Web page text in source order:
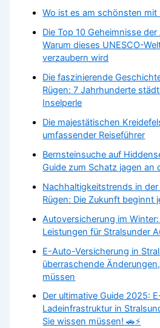
Wo ist es am schönsten mit
Die Top 10 Geheimnisse
Warum dieses UNESCO-
verzaubern wird
Die faszinierende
Rügen: 7 Jahrhunderte
Inselperle
Die majestätischen
umfassender Reiseführer
Bernsteinsuche auf
Guide zum Schatz jagen an
Nachhaltigkeitstrends in
Rügen: Die Zukunft beginnt
Autoversicherung im
Leistungen für Stralsunder
E-Auto-Versicherung in
überraschende
müssen
Der ultimative Guide 2025:
Ladeinfrastruktur in
Sie wissen müssen! 🚗⚡